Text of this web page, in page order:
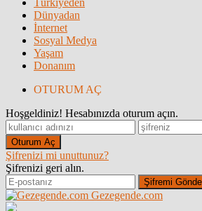
Türkiyeden
Dünyadan
İnternet
Sosyal Medya
Yaşam
Donanım
OTURUM AÇ
Hoşgeldiniz! Hesabınızda oturum açın.
Şifrenizi mi unuttunuz?
Şifrenizi geri alın.
Gezegende.com